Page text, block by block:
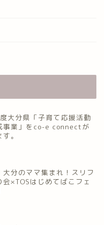
大分県「子育て応援活動
事業」をco-e connectが
。
大分のママ集まれ！スリフ
会×TOSはじめてばこフェ